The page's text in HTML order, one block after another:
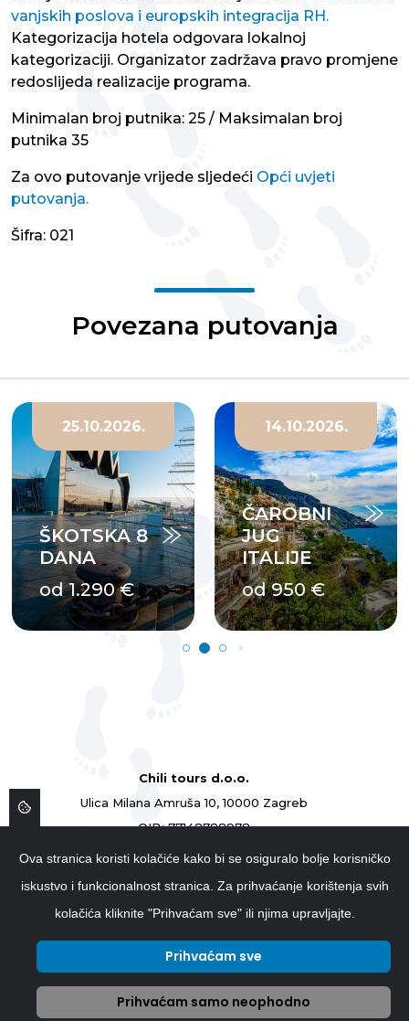
vanjskih poslova i europskih integracija RH.
Kategorizacija hotela odgovara lokalnoj
kategorizaciji. Organizator zadržava pravo promjene
redoslijeda realizacije programa.
Minimalan broj putnika: 25 / Maksimalan broj
putnika 35
Za ovo putovanje vrijede sljedeći Opći uvjeti
putovanja.
Šifra: 021
Povezana putovanja
14.10.2026.
ČAROBNI
JUG
ITALIJE
od 950 €
14.11.2026.
PRAG -
DELUXE
od 550 €
Chili tours d.o.o.
Ulica Milana Amruša 10, 10000 Zagreb
OIB: 77148788978
ID: 77148788978
Copyright © 2026 ChiliTours.hr
Ova stranica koristi kolačiće kako bi se osiguralo bolje korisničko
iskustvo i funkcionalnost stranica. Za prihvaćanje korištenja svih
kolačića kliknite "Prihvaćam sve" ili njima upravljajte.
Prihvaćam sve
Prihvaćam samo neophodno